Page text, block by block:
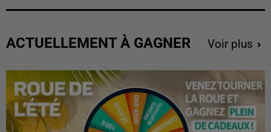
ACTUELLEMENT À GAGNER Voir plus